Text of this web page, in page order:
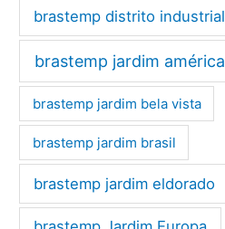
brastemp distrito industrial
brastemp jardim américa
brastemp jardim bela vista
brastemp jardim brasil
brastemp jardim eldorado